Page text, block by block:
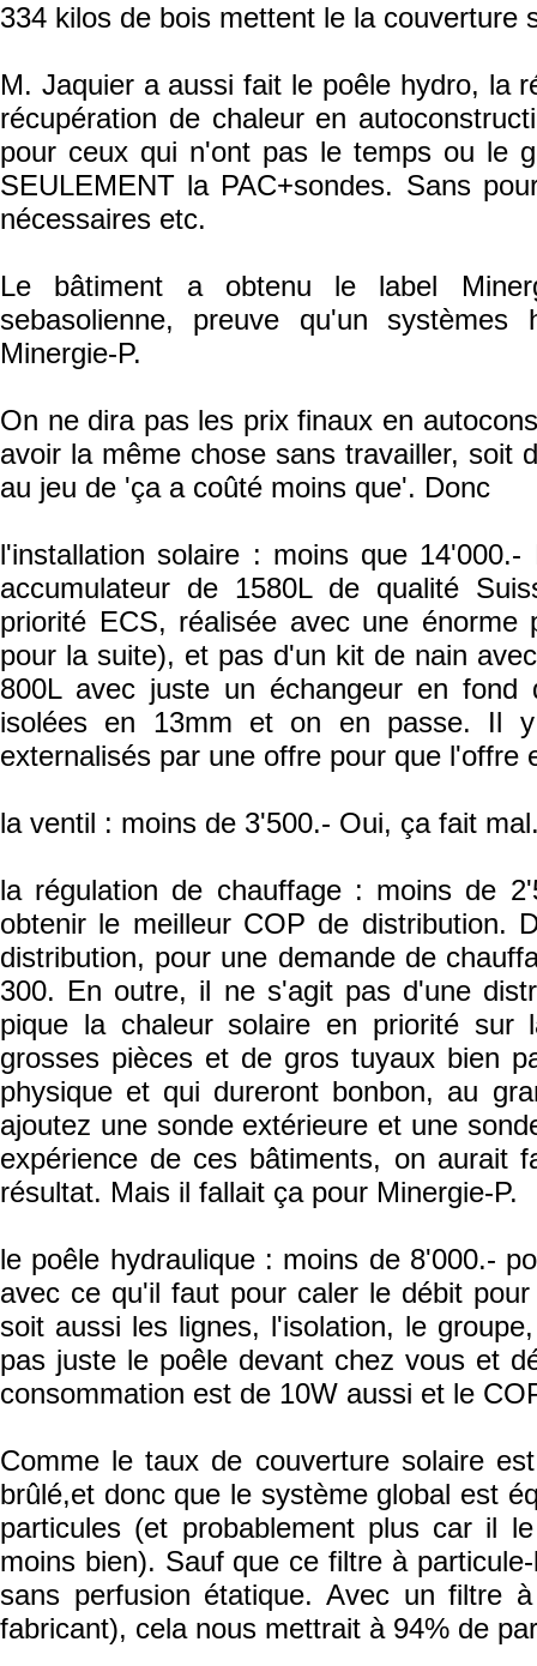
334 kilos de bois mettent le la couverture
M. Jaquier a aussi fait le poêle hydro, la
récupération de chaleur en
pour ceux qui n'ont pas le temps ou le
SEULEMENT la PAC+sondes. Sans
nécessaires etc.
Le bâtiment a obtenu le label
sebasolienne, preuve qu'un
Minergie-P.
On ne dira pas les prix finaux en
avoir la même chose sans travailler, soit
au jeu de 'ça a coûté moins que'. Donc
l'installation solaire : moins que
accumulateur de 1580L de qualité
priorité ECS, réalisée avec une énorme
pour la suite), et pas d'un kit de nain
800L avec juste un échangeur en
isolées en 13mm et on en passe. Il
externalisés par une offre pour que l'offre
la ventil : moins de 3'500.- Oui, ça fait
la régulation de chauffage : moins de
obtenir le meilleur COP de distribution.
distribution, pour une demande de
300. En outre, il ne s'agit pas d'une
pique la chaleur solaire en priorité sur
grosses pièces et de gros tuyaux bien
physique et qui dureront bonbon, au
ajoutez une sonde extérieure et une
expérience de ces bâtiments, on aurait
résultat. Mais il fallait ça pour Minergie-P.
le poêle hydraulique : moins de 8'000.-
avec ce qu'il faut pour caler le débit
soit aussi les lignes, l'isolation, le
pas juste le poêle devant chez vous et
consommation est de 10W aussi et le
Comme le taux de couverture solaire
brûlé,et donc que le système global est
particules (et probablement plus car il
moins bien). Sauf que ce filtre à
sans perfusion étatique. Avec un filtre
fabricant), cela nous mettrait à 94% de